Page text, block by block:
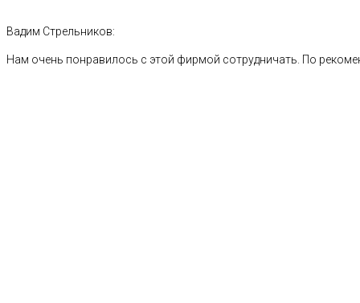
Вадим Стрельников:
Нам очень понравилось с этой фирмой сотрудничать. По